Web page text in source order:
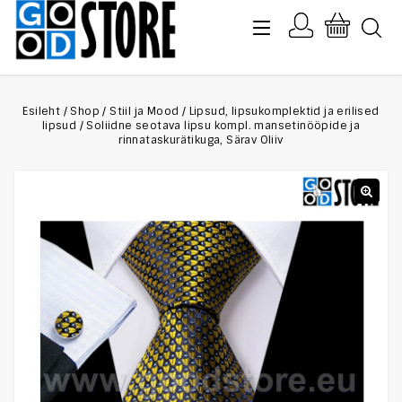
Esileht / Shop / Stiil ja Mood / Lipsud, lipsukomplektid ja erilised
lipsud / Soliidne seotava lipsu kompl. mansetinööpide ja
rinnataskurätikuga, Särav Oliiv